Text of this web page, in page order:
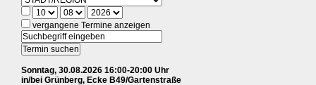
vergangene Termine anzeigen
Sonntag, 30.08.2026 16:00-20:00 Uhr
in/bei Grünberg, Ecke B49/Gartenstraße